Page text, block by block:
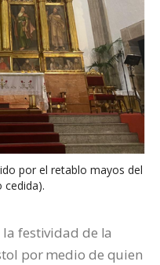
por el retablo mayos del
cedida).
la festividad de la
por medio de quien